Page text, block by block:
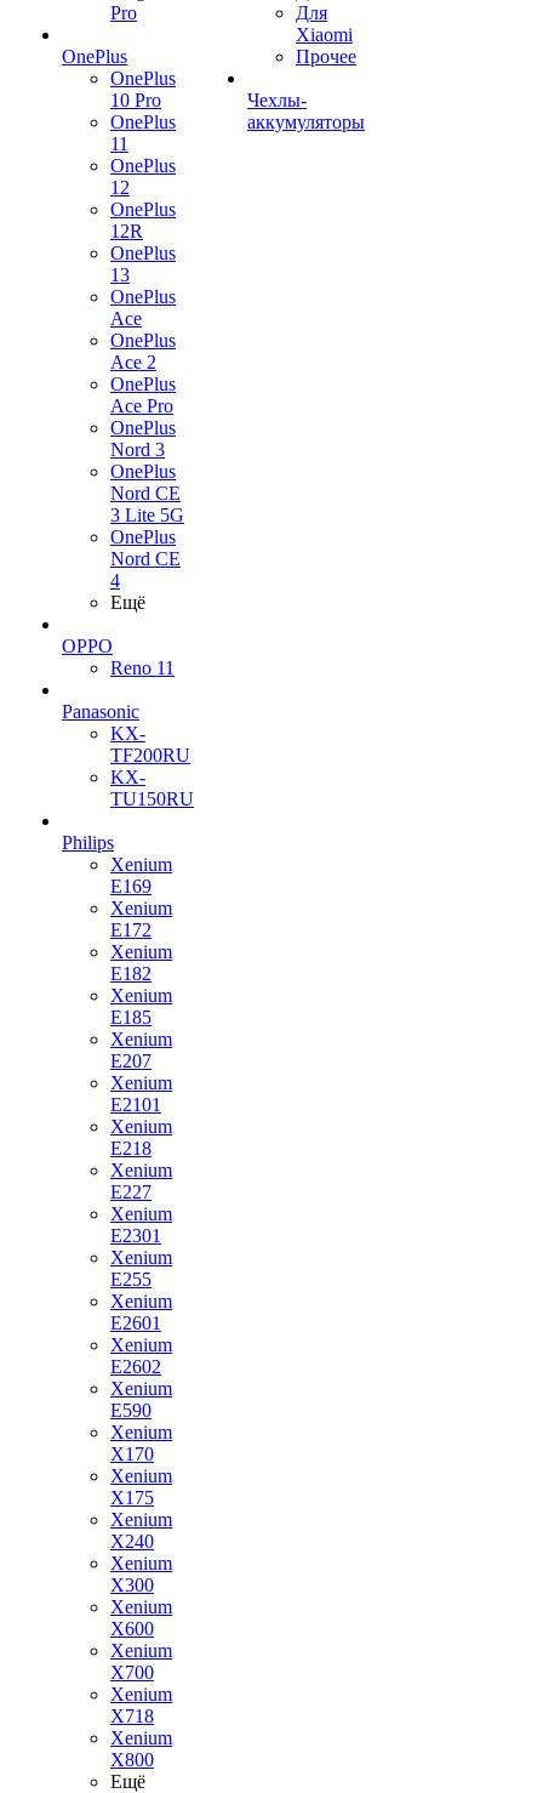
Pro
OnePlus
OnePlus
10 Pro
OnePlus
11
OnePlus
12
OnePlus
12R
OnePlus
13
OnePlus
Ace
OnePlus
Ace 2
OnePlus
Ace Pro
OnePlus
Nord 3
OnePlus
Nord CE
3 Lite 5G
OnePlus
Nord CE
4
Ещё
OPPO
Reno 11
Panasonic
KX-
TF200RU
KX-
TU150RU
Philips
Xenium
E169
Xenium
E172
Xenium
E182
Xenium
E185
Xenium
E207
Xenium
E2101
Xenium
E218
Xenium
E227
Xenium
E2301
Xenium
E255
Xenium
E2601
Xenium
E2602
Xenium
E590
Xenium
X170
Xenium
X175
Xenium
X240
Xenium
X300
Xenium
X600
Xenium
X700
Xenium
X718
Xenium
X800
Ещё
Для
Xiaomi
Прочее
Чехлы-
аккумуляторы